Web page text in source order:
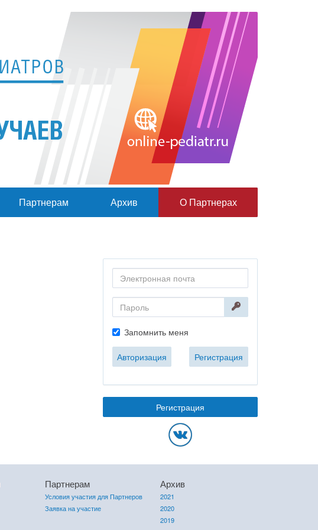
Партнерам Архив О Партнерах
Запомнить меня
Авторизация Регистрация
Регистрация
Партнерам
Условия участия для Партнеров
Заявка на участие
Архив
2021
2020
2019